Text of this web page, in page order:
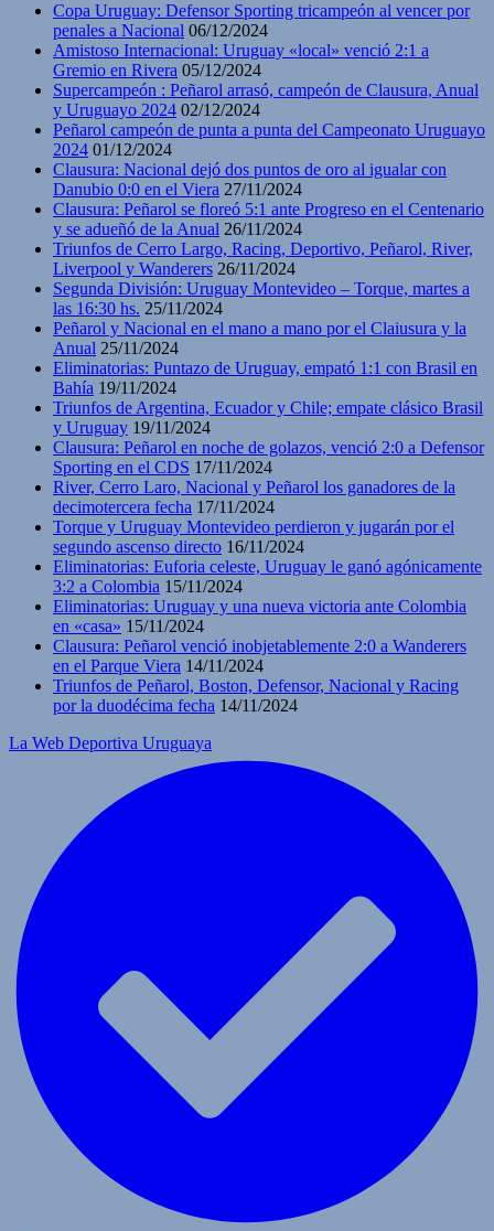
Copa Uruguay: Defensor Sporting tricampeón al vencer por
penales a Nacional 06/12/2024
Amistoso Internacional: Uruguay «local» venció 2:1 a
Gremio en Rivera 05/12/2024
Supercampeón : Peñarol arrasó, campeón de Clausura, Anual
y Uruguayo 2024 02/12/2024
Peñarol campeón de punta a punta del Campeonato Uruguayo
2024 01/12/2024
Clausura: Nacional dejó dos puntos de oro al igualar con
Danubio 0:0 en el Viera 27/11/2024
Clausura: Peñarol se floreó 5:1 ante Progreso en el Centenario
y se adueñó de la Anual 26/11/2024
Triunfos de Cerro Largo, Racing, Deportivo, Peñarol, River,
Liverpool y Wanderers 26/11/2024
Segunda División: Uruguay Montevideo – Torque, martes a
las 16:30 hs. 25/11/2024
Peñarol y Nacional en el mano a mano por el Claiusura y la
Anual 25/11/2024
Eliminatorias: Puntazo de Uruguay, empató 1:1 con Brasil en
Bahía 19/11/2024
Triunfos de Argentina, Ecuador y Chile; empate clásico Brasil
y Uruguay 19/11/2024
Clausura: Peñarol en noche de golazos, venció 2:0 a Defensor
Sporting en el CDS 17/11/2024
River, Cerro Laro, Nacional y Peñarol los ganadores de la
decimotercera fecha 17/11/2024
Torque y Uruguay Montevideo perdieron y jugarán por el
segundo ascenso directo 16/11/2024
Eliminatorias: Euforia celeste, Uruguay le ganó agónicamente
3:2 a Colombia 15/11/2024
Eliminatorias: Uruguay y una nueva victoria ante Colombia
en «casa» 15/11/2024
Clausura: Peñarol venció inobjetablemente 2:0 a Wanderers
en el Parque Viera 14/11/2024
Triunfos de Peñarol, Boston, Defensor, Nacional y Racing
por la duodécima fecha 14/11/2024
La Web Deportiva Uruguaya